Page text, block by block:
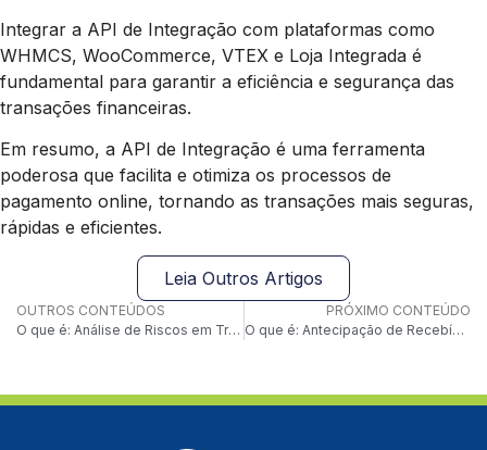
Integrar a API de Integração com plataformas como
WHMCS, WooCommerce, VTEX e Loja Integrada é
fundamental para garantir a eficiência e segurança das
transações financeiras.
Em resumo, a API de Integração é uma ferramenta
poderosa que facilita e otimiza os processos de
pagamento online, tornando as transações mais seguras,
rápidas e eficientes.
Leia Outros Artigos
OUTROS CONTEÚDOS
O que é: Análise de Riscos em Transações
PRÓXIMO CONTEÚDO
O que é: Antecipação de Recebíveis